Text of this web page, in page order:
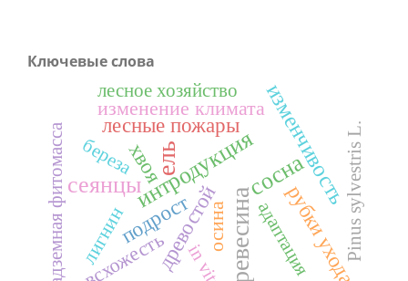
Ключевые слова
древесина
ель
интродукция
сеянцы сосна
изменчивость
древостой рубки ухода
хвоя
лесные пожары
подрост осина
всхожесть
лигнин
изменение климата
Pinus sylvestris L.
лесное хозяйство
адаптация
береза
надземная фитомасса